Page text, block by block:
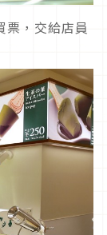
票，交給店員